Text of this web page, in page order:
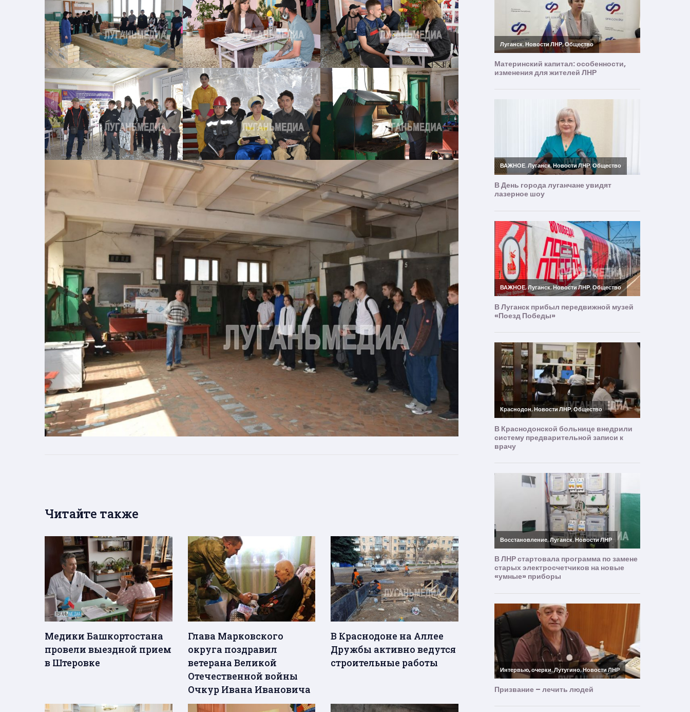
Читайте также
Медики Башкортостана
провели выездной прием
в Штеровке
Глава Марковского
округа поздравил
ветерана Великой
Отечественной войны
Очкур Ивана Ивановича
В Краснодоне на Аллее
Дружбы активно ведутся
строительные работы